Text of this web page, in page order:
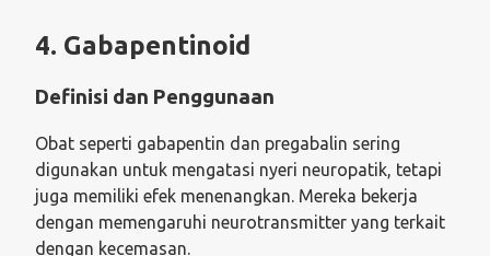
4. Gabapentinoid
Definisi dan Penggunaan
Obat seperti gabapentin dan pregabalin sering
digunakan untuk mengatasi nyeri neuropatik, tetapi
juga memiliki efek menenangkan. Mereka bekerja
dengan memengaruhi neurotransmitter yang terkait
dengan kecemasan.